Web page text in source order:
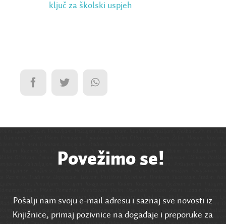
ključ za školski uspjeh
Povežimo se!
Pošalji nam svoju e-mail adresu i saznaj sve novosti iz
Knjižnice, primaj pozivnice na događaje i preporuke za